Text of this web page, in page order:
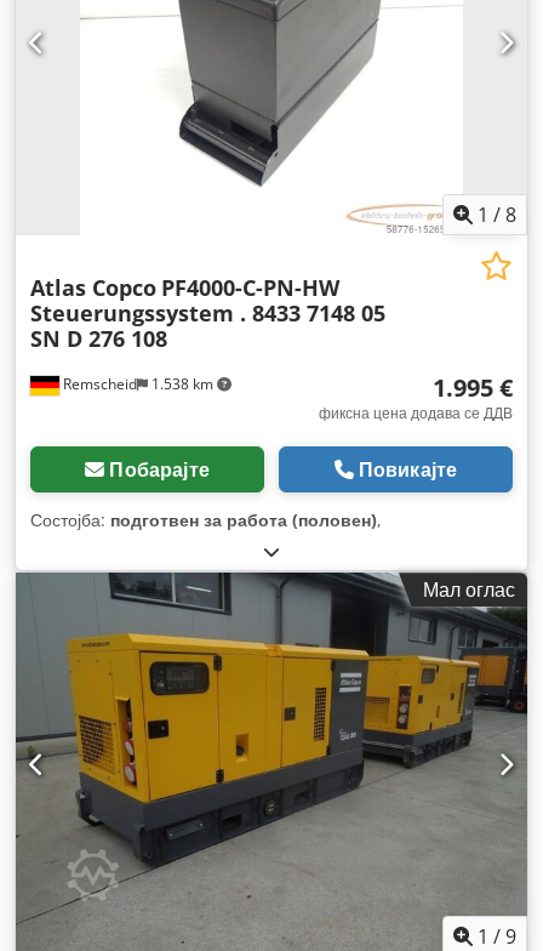
1 /8
Remscheid 1.538 km
Atlas Copco PF4000-C-PN-HW
Steuerungssystem . 8433 7148 05
SN D 276 108
1.995 €
фиксна цена додава се ДДВ
Побарајте Повикајте
Состојба: подготвен за работа (половен),
Мал оглас
1 /9